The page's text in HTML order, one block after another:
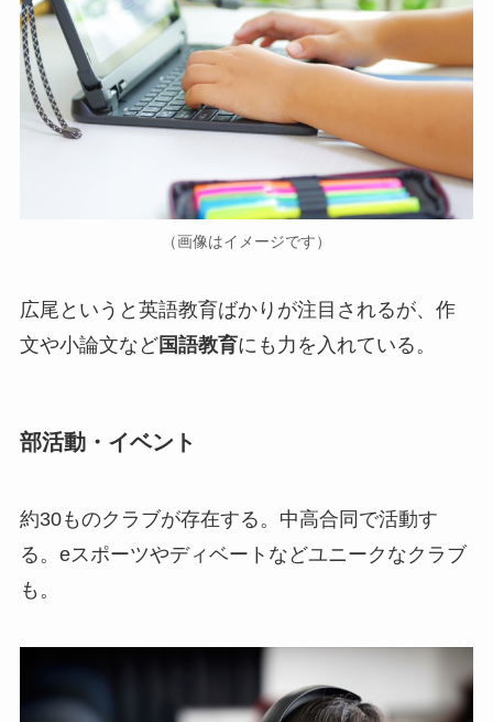
（画像はイメージです）
広尾というと英語教育ばかりが注目されるが、作
文や小論文など国語教育にも力を入れている。
部活動・イベント
約30ものクラブが存在する。中高合同で活動す
る。eスポーツやディベートなどユニークなクラブ
も。